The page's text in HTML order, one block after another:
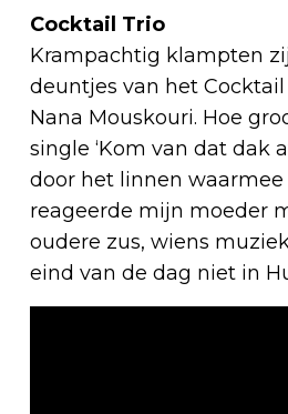
Cocktail Trio
Krampachtig klampten
deuntjes van het
Nana Mouskouri. Hoe
single ‘Kom van dat dak
door het linnen
reageerde mijn moeder
oudere zus, wiens
eind van de dag niet in